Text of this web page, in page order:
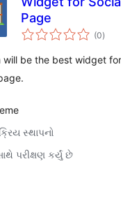
Page
(0કુલ
રેટિંગ્સ
)
will be the best widget for
સ્થાપનો
પરીક્ષણ કર્યું છે